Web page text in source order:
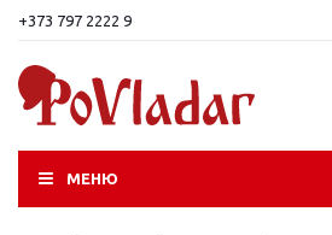
+373 797 2222 9
МЕНЮ